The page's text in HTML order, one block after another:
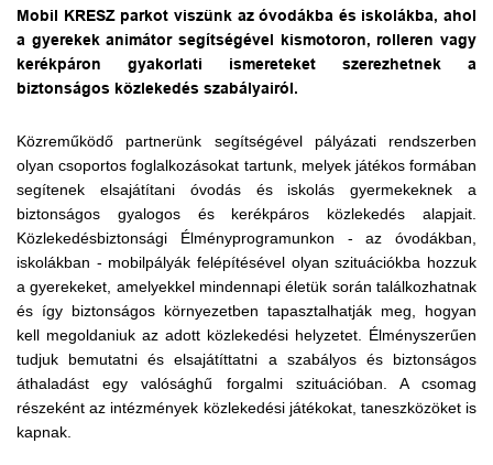
Mobil KRESZ parkot viszünk az óvodákba és iskolákba, ahol
a gyerekek animátor segítségével kismotoron, rolleren vagy
kerékpáron gyakorlati ismereteket szerezhetnek a
biztonságos közlekedés szabályairól.
Közreműködő partnerünk segítségével pályázati rendszerben
olyan csoportos foglalkozásokat tartunk, melyek játékos formában
segítenek elsajátítani óvodás és iskolás gyermekeknek a
biztonságos gyalogos és kerékpáros közlekedés alapjait.
Közlekedésbiztonsági Élményprogramunkon - az óvodákban,
iskolákban - mobilpályák felépítésével olyan szituációkba hozzuk
a gyerekeket, amelyekkel mindennapi életük során találkozhatnak
és így biztonságos környezetben tapasztalhatják meg, hogyan
kell megoldaniuk az adott közlekedési helyzetet. Élményszerűen
tudjuk bemutatni és elsajátíttatni a szabályos és biztonságos
áthaladást egy valósághű forgalmi szituációban. A csomag
részeként az intézmények közlekedési játékokat, taneszközöket is
kapnak.